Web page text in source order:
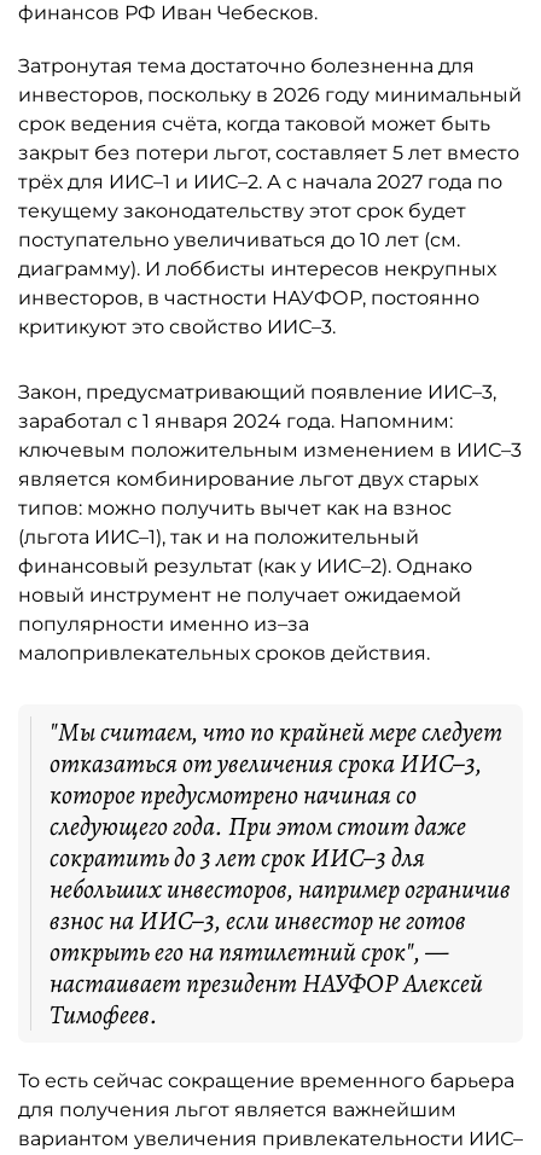
финансов РФ Иван Чебесков.
Затронутая тема достаточно болезненна для
инвесторов, поскольку в 2026 году минимальный
срок ведения счёта, когда таковой может быть
закрыт без потери льгот, составляет 5 лет вместо
трёх для ИИС–1 и ИИС–2. А с начала 2027 года по
текущему законодательству этот срок будет
поступательно увеличиваться до 10 лет (см.
диаграмму). И лоббисты интересов некрупных
инвесторов, в частности НАУФОР, постоянно
критикуют это свойство ИИС–3.
Закон, предусматривающий появление ИИС–3,
заработал с 1 января 2024 года. Напомним:
ключевым положительным изменением в ИИС–3
является комбинирование льгот двух старых
типов: можно получить вычет как на взнос
(льгота ИИС–1), так и на положительный
финансовый результат (как у ИИС–2). Однако
новый инструмент не получает ожидаемой
популярности именно из–за
малопривлекательных сроков действия.
"Мы считаем, что по крайней мере следует
отказаться от увеличения срока ИИС–3,
которое предусмотрено начиная со
следующего года. При этом стоит даже
сократить до 3 лет срок ИИС–3 для
небольших инвесторов, например ограничив
взнос на ИИС–3, если инвестор не готов
открыть его на пятилетний срок", —
настаивает президент НАУФОР Алексей
Тимофеев.
То есть сейчас сокращение временного барьера
для получения льгот является важнейшим
вариантом увеличения привлекательности ИИС–